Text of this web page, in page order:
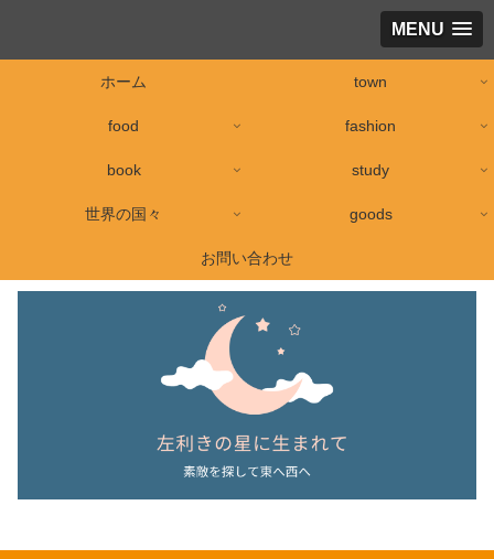
MENU
ホーム town
food fashion
book study
世界の国々 goods
お問い合わせ